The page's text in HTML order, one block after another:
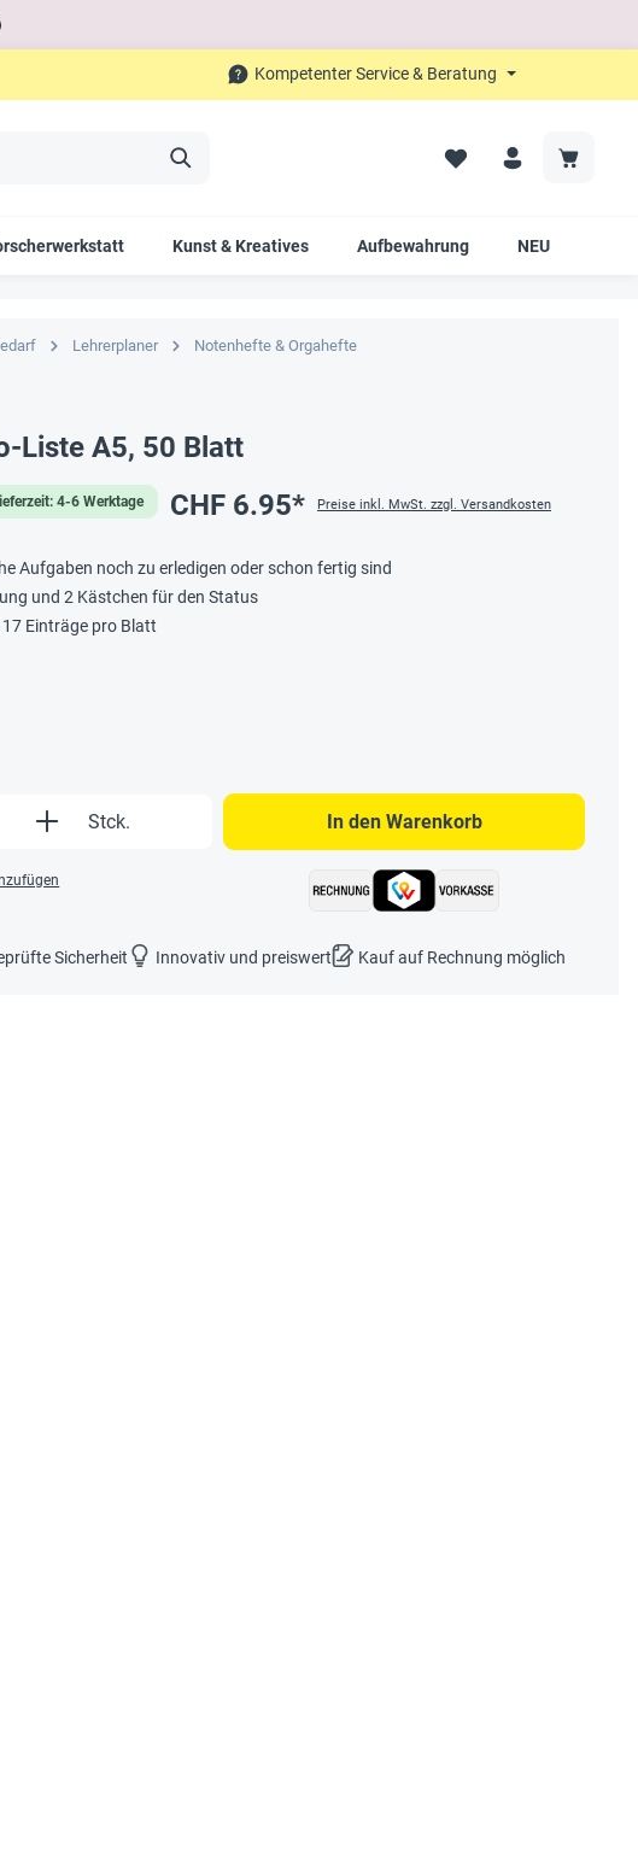
Kompetenter Service & Beratung
Kunst & Kreatives Aufbewahrung NEU
Lehrerplaner Notenhefte & Orgahefte
Liste A5, 50 Blatt
4-6 Werktage CHF 6.95* Preise inkl. MwSt. zzgl. Versandkosten
Aufgaben noch zu erledigen oder schon fertig sind
und 2 Kästchen für den Status
Einträge pro Blatt
Gib den gewünschten Wert ein oder
Stck. In den Warenkorb
Sicherheit Innovativ und preiswert Kauf auf Rechnung möglich